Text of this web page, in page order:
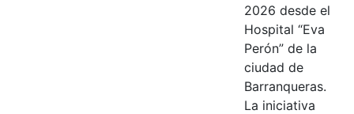
2026 desde el
Hospital “Eva
Perón” de la
ciudad de
Barranqueras.
La iniciativa